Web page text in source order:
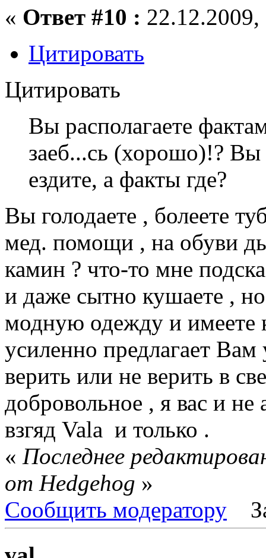
« Ответ #10 :
Цитировать
Цитировать
Вы располагаете
заеб...сь (хорошо)!?
ездите, а факты где?
Вы голодаете , болеете
мед. помощи , на обуви
камин ? что-то мне
и даже сытно кушаете ,
модную одежду и имеете
усиленно предлагает
верить или не верить в
добровольное , я вас и
взгяд Vala и только .
« Последнее
от Hedgehog »
Сообщить модератору